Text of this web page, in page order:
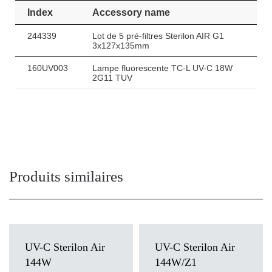
La conception de l’intérieur de la lampe garantit une excellente
circulation de l’air et une efficacité de désinfection maximale. Le
luminaire UV-C Sterilon Car est équipé d’une protection anti-
ouverture. L’enlèvement du couvercle supérieur nécessite
Index Accessory name
244339
Lot de 5 pré-filtres Sterilon AIR G1
3x127x135mm
160UV003
Lampe fluorescente TC-L UV-C 18W
2G11 TUV
Produits similaires
UV-C Sterilon Air
144W
UV-C Sterilon Air
144W/Z1